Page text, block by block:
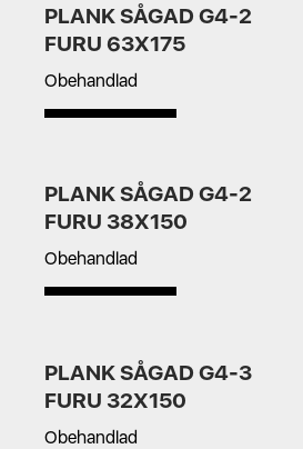
PLANK SÅGAD G4-2
FURU 63X175
Obehandlad
PLANK SÅGAD G4-2
FURU 38X150
Obehandlad
PLANK SÅGAD G4-3
FURU 32X150
Obehandlad